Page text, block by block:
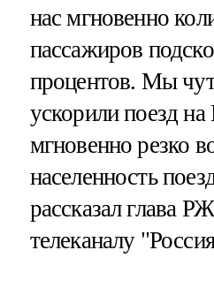
нас мгновенно
пассажиров
процентов. Мы
ускорили поезд
мгновенно резко
населенность
рассказал глава
телеканалу